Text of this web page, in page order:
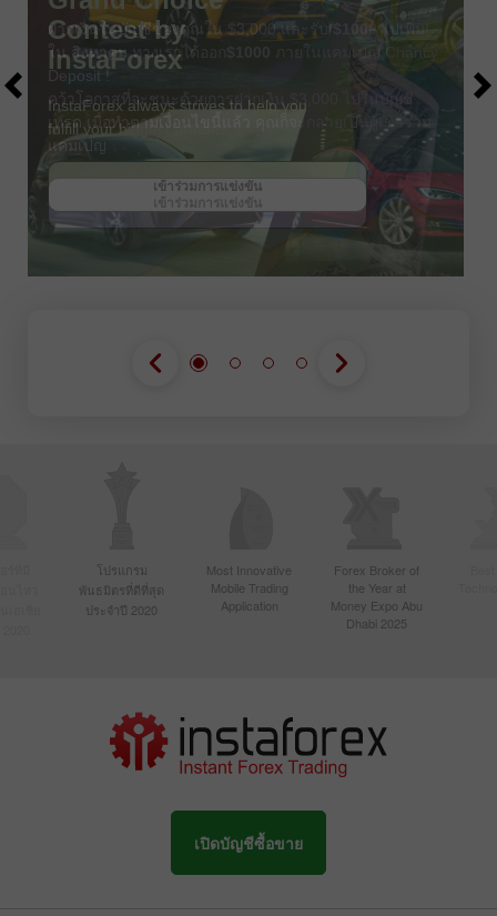
เข้าร่วมการแข่งขัน
ฝากเงินในบัญชีของคุณใน $3,000 และรับ $1000ไปเพิ่ม!
ใน สิงหาคม ทางเราได้ออก $1000 ภายในแคมเปญ Chancy
Deposit !
คว้าโอกาสที่จะชนะด้วยการฝากเงิน $3,000 ไปในบัญชี
เทรด เมื่อทำตามเงื่อนไขนี้แล้ว คุณก็จะกลายเป็นผู้เข้าร่วม
แคมเปญ
เข้าร่วมการแข่งขัน
โปรแกรม
พันธมิตรที่ดีที่สุด
ประจำปี 2020
Most Innovative
Mobile Trading
Application
Forex Broker of
the Year at
Money Expo Abu
Dhabi 2025
เปิดบัญชีซื้อขาย